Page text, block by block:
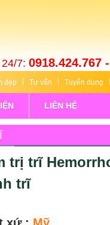
7: 0918.424.767
đẹp Tư vấn Tuyển dụng
LIÊN HỆ
trị trĩ
trĩ